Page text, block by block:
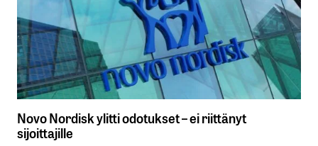
Novo Nordisk ylitti odotukset – ei riittänyt
sijoittajille